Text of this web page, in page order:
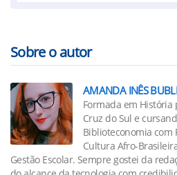
Sobre o autor
AMANDA INÊS
Formada em História
Cruz do Sul e
Biblioteconomia com
Cultura Afro-
Gestão Escolar. Sempre gostei da